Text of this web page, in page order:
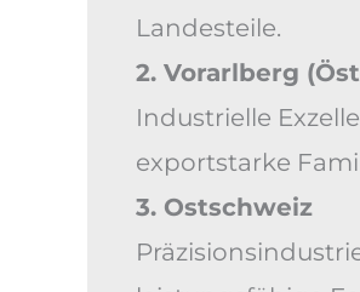
Landesteile.
2. Vorarlberg
Industrielle
exportstarke
3. Ostschweiz